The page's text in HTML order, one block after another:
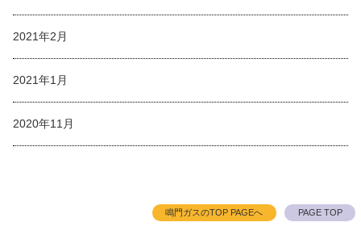
2021年2月
2021年1月
2020年11月
鳴門ガスのTOP PAGEへ PAGE TOP